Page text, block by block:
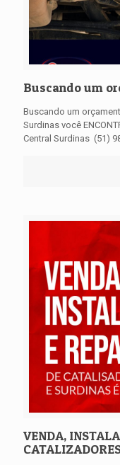
Buscando um
Buscando um
Surdinas você
Central Surdinas (51)
VENDA,